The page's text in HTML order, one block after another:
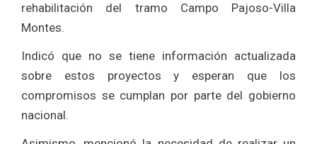
rehabilitación del tramo Campo Pajoso-Villa
Montes.
Indicó que no se tiene información actualizada
sobre estos proyectos y esperan que los
compromisos se cumplan por parte del gobierno
nacional.